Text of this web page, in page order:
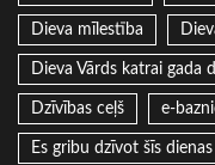
Dieva mīlestība
Dieva Vārds katrai gada
Dzīvības ceļš e-
Es gribu dzīvot šīs dienas